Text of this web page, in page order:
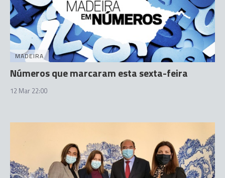
MADEIRA
Números que marcaram esta sexta-feira
12 Mar 22:00